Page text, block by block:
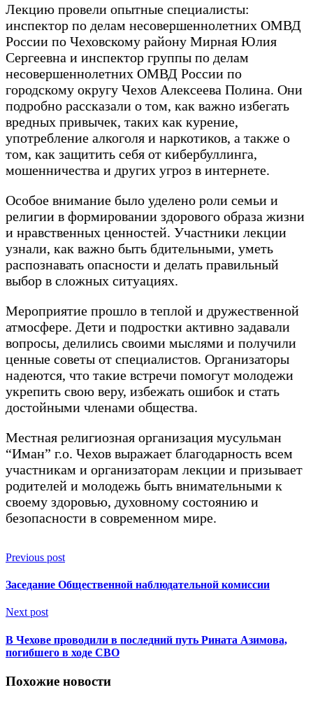
Лекцию провели опытные специалисты:
инспектор по делам несовершеннолетних ОМВД
России по Чеховскому району Мирная Юлия
Сергеевна и инспектор группы по делам
несовершеннолетних ОМВД России по
городскому округу Чехов Алексеева Полина. Они
подробно рассказали о том, как важно избегать
вредных привычек, таких как курение,
употребление алкоголя и наркотиков, а также о
том, как защитить себя от кибербуллинга,
мошенничества и других угроз в интернете.
Особое внимание было уделено роли семьи и
религии в формировании здорового образа жизни
и нравственных ценностей. Участники лекции
узнали, как важно быть бдительными, уметь
распознавать опасности и делать правильный
выбор в сложных ситуациях.
Мероприятие прошло в теплой и дружественной
атмосфере. Дети и подростки активно задавали
вопросы, делились своими мыслями и получили
ценные советы от специалистов. Организаторы
надеются, что такие встречи помогут молодежи
укрепить свою веру, избежать ошибок и стать
достойными членами общества.
Местная религиозная организация мусульман
“Иман” г.о. Чехов выражает благодарность всем
участникам и организаторам лекции и призывает
родителей и молодежь быть внимательными к
своему здоровью, духовному состоянию и
безопасности в современном мире.
Previous post
Заседание Общественной наблюдательной комиссии
Next post
В Чехове проводили в последний путь Рината Азимова,
погибшего в ходе СВО
Похожие новости